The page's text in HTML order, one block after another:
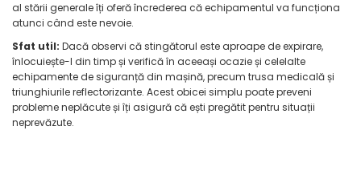
al stării generale îți oferă încrederea că echipamentul va funcționa
atunci când este nevoie.
Sfat util: Dacă observi că stingătorul este aproape de expirare,
înlocuiește-l din timp și verifică în aceeași ocazie și celelalte
echipamente de siguranță din mașină, precum trusa medicală și
triunghiurile reflectorizante. Acest obicei simplu poate preveni
probleme neplăcute și îți asigură că ești pregătit pentru situații
neprevăzute.